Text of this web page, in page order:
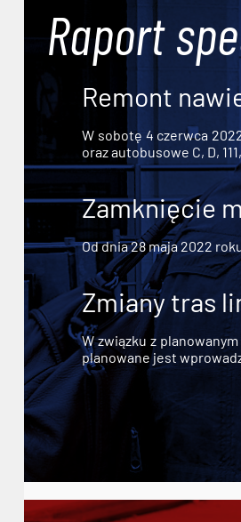
Raport
Remont
W sobotę 4 czerwca
oraz autobusowe C, D,
Zamknięcie
Od dnia 28 maja 2022
Zmiany tras
W związku z
planowane jest